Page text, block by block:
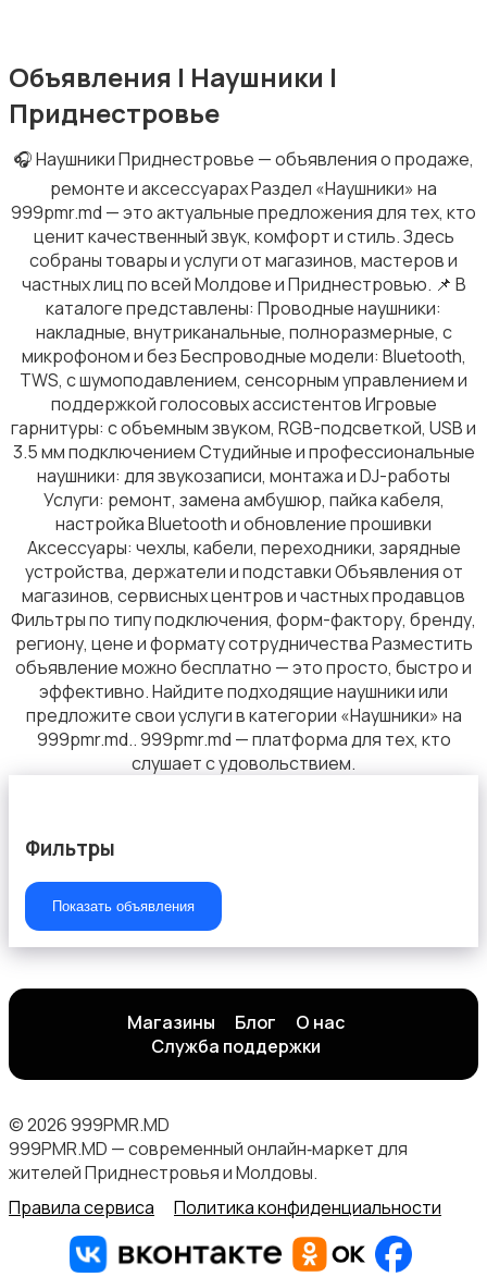
Музыкальные центры и магнитолы
DVD, Blu-ray и медиаплееры
Домашние кинотеатры
Проекторы
Телевизоры 1
Объявления | Наушники |
Приднестровье
🎧 Наушники Приднестровье — объявления о продаже,
ремонте и аксессуарах Раздел «Наушники» на
999pmr.md — это актуальные предложения для тех, кто
ценит качественный звук, комфорт и стиль. Здесь
собраны товары и услуги от магазинов, мастеров и
частных лиц по всей Молдове и Приднестровью. 📌 В
каталоге представлены: Проводные наушники:
накладные, внутриканальные, полноразмерные, с
микрофоном и без Беспроводные модели: Bluetooth,
TWS, с шумоподавлением, сенсорным управлением и
поддержкой голосовых ассистентов Игровые
гарнитуры: с объемным звуком, RGB-подсветкой, USB и
3.5 мм подключением Студийные и профессиональные
наушники: для звукозаписи, монтажа и DJ-работы
Услуги: ремонт, замена амбушюр, пайка кабеля,
настройка Bluetooth и обновление прошивки
Аксессуары: чехлы, кабели, переходники, зарядные
устройства, держатели и подставки Объявления от
магазинов, сервисных центров и частных продавцов
Фильтры по типу подключения, форм-фактору, бренду,
региону, цене и формату сотрудничества Разместить
объявление можно бесплатно — это просто, быстро и
эффективно. Найдите подходящие наушники или
предложите свои услуги в категории «Наушники» на
999pmr.md.. 999pmr.md — платформа для тех, кто
слушает с удовольствием.
Фильтры
Показать объявления
Магазины Блог
О нас
Служба поддержки
© 2026 999PMR.MD
999PMR.MD — современный онлайн‑маркет для
жителей Приднестровья и Молдовы.
Правила сервиса
Политика конфиденциальности